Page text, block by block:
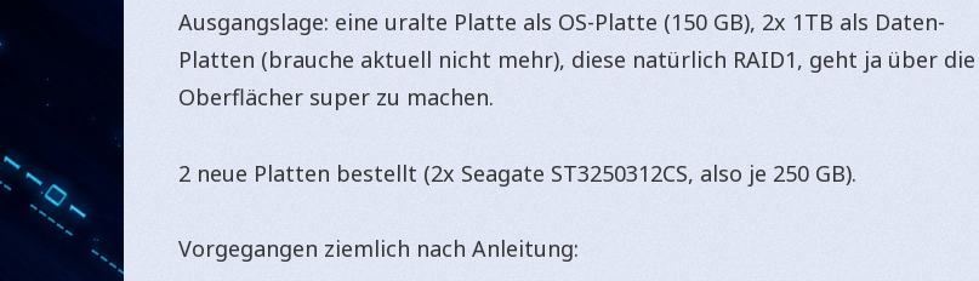
Ausgangslage: eine uralte Platte als OS-Platte (150 GB), 2x 1TB als Daten-
Platten (brauche aktuell nicht mehr), diese natürlich RAID1, geht ja über die
Oberflächer super zu machen.
2 neue Platten bestellt (2x Seagate ST3250312CS, also je 250 GB).
Vorgegangen ziemlich nach Anleitung: